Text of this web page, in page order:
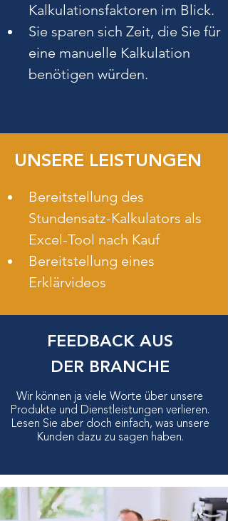
Kalkulationsfaktoren im Blick.
Sie sparen sich Zeit, die Sie für
eine manuelle Kalkulation
benötigen würden.
UNSERE LEISTUNGEN
Bereitstellung des
Stundensatz-Kalkulators als
Excel-Tool nach Kauf
Bereitstellung eines
Erklärvideos
FEEDBACK AUS
DER BRANCHE
Wir können ja viele Worte über unsere
Produkte und Dienstleistungen verlieren.
Lesen Sie aber doch einfach, was unsere
Kunden dazu zu sagen haben.